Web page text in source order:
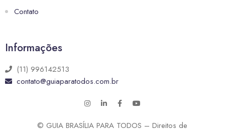
Contato
Informações
(11) 996142513
contato@guiaparatodos.com.br
© GUIA BRASÍLIA PARA TODOS – Direitos de